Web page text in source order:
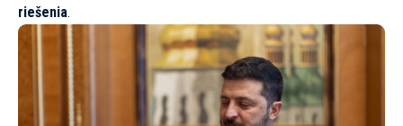
riešenia.